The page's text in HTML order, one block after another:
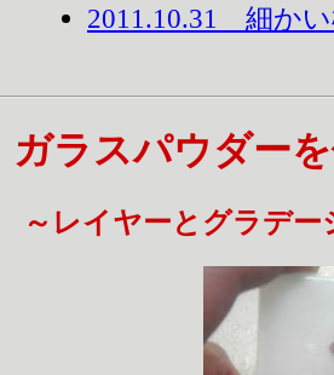
2011.10.31 細か
ガラスパウダー
～レイヤーとグラデー